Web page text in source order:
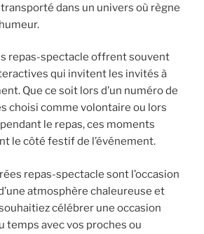
dans un univers où règne
repas-spectacle offrent souvent
qui invitent les invités à
Que ce soit lors d’un numéro de
choisi comme volontaire ou lors
le repas, ces moments
le côté festif de l’événement.
repas-spectacle sont l’occasion
atmosphère chaleureuse et
célébrer une occasion
temps avec vos proches ou